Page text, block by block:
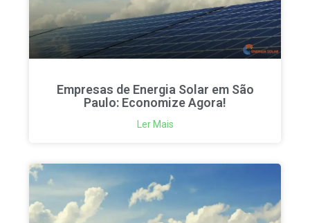
Empresas de Energia Solar em São
Paulo: Economize Agora!
Ler Mais